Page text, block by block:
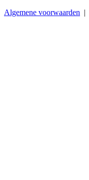
Algemene voorwaarden |